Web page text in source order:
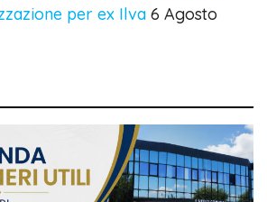
per ex Ilva 6 Agosto